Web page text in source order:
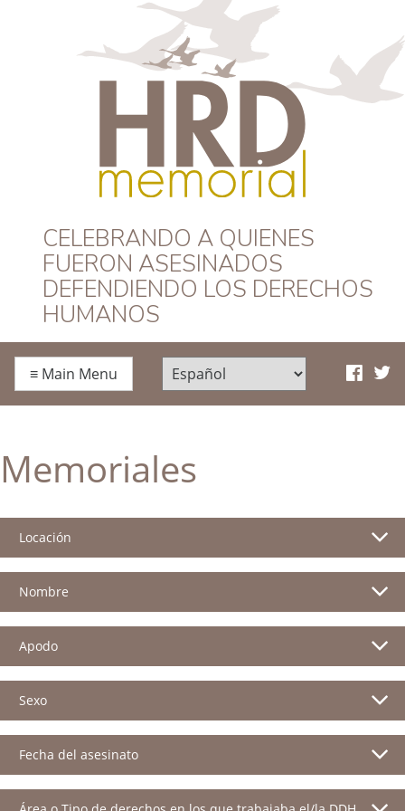
HRD Memorial –
Español
CELEBRANDO A QUIENES
FUERON ASESINADOS
DEFENDIENDO LOS DERECHOS
HUMANOS
≡ Main Menu
Memoriales
Locación
Nombre
Apodo
Sexo
Fecha del asesinato